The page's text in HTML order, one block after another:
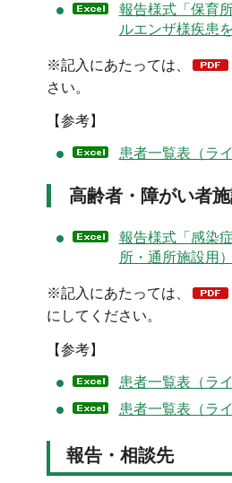
報告様式「保育
ルエンザ様疾患
※記入にあたっては、
さい。
【参考】
患者一覧表（ラ
高齢者・障がい者
報告様式「感染
所・通所施設用
※記入にあたっては、
にしてください。
【参考】
患者一覧表（ラ
患者一覧表（ラ
報告・相談先